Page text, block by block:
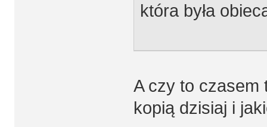
która była
A czy to czasem
kopią dzisiaj i